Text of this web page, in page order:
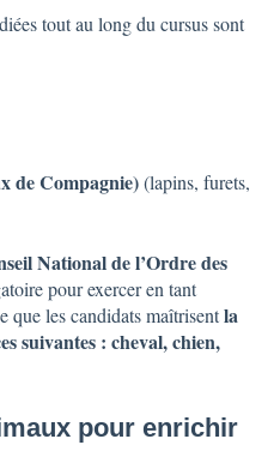
tout au long du cursus sont
de Compagnie)(lapins, furets,
National de l’Ordre des
pour exercer en tant
que les candidats maîtrisentla
suivantes : cheval, chien,
pour enrichir